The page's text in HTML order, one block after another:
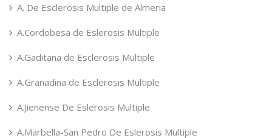
A. De Esclerosis Multiple de Almeria
A.Cordobesa de Eslerosis Multiple
A.Gaditana de Esclerosis Multiple
A.Granadina de Esclerosis Multiple
A.Jienense De Eslerosis Multiple
A.Marbella-San Pedro De Eslerosis Multiple